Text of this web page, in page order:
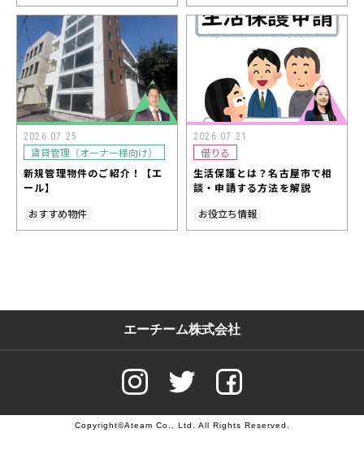
2026.07.25
賃貸管理（オーナー様向け）
新規管理物件のご紹介！【エ
ール】
おすすめ物件
2026.07.21
借りる
生活保護とは？名古屋市で相
談・申請する方法を解説
お役立ち情報
エーチーム株式会社
Copyright©Ateam Co., Ltd. All Rights Reserved.